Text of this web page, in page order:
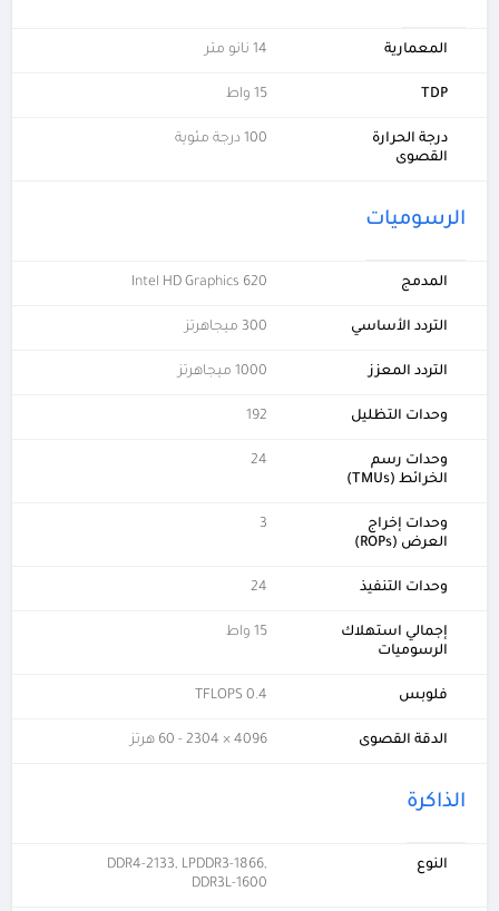
المعمارية 14 نانو متر
TDP 15 واط
درجة الحرارة
القصوى
100 درجة مئوية
الرسوميات
المدمج Intel HD Graphics 620
التردد الأساسي 300 ميجاهرتز
التردد المعزز 1000 ميجاهرتز
وحدات التظليل 192
وحدات رسم
الخرائط (TMUs)
24
وحدات إخراج
العرض (ROPs)
3
وحدات التنفيذ 24
إجمالي استهلاك
الرسوميات
15 واط
فلوبس 0.4 TFLOPS
الدقة القصوى 4096 × 2304 - 60 هرتز
الذاكرة
النوع
DDR4-2133, LPDDR3-1866,
DDR3L-1600